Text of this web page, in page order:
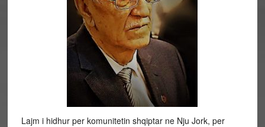
Lajm i hidhur per komunitetin shqiptar ne Nju Jork, per